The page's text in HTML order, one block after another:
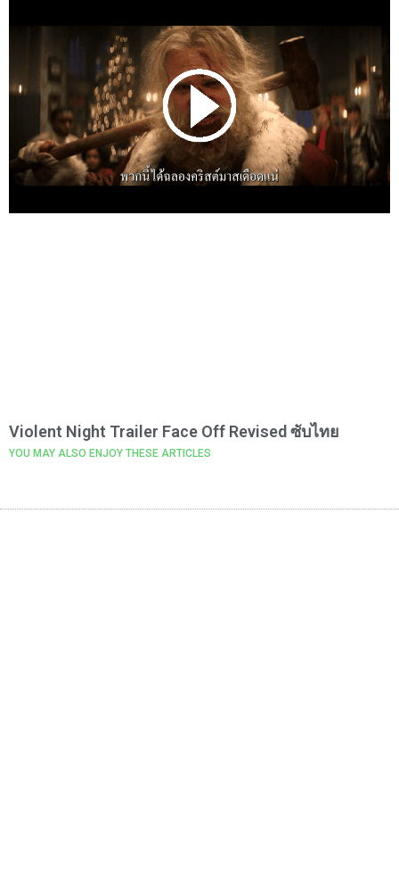
Violent Night Trailer Face Off Revised ซับไทย
YOU MAY ALSO ENJOY THESE ARTICLES